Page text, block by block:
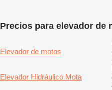
Precios para elevador de
Elevador de motos
Elevador Hidráulico Mota